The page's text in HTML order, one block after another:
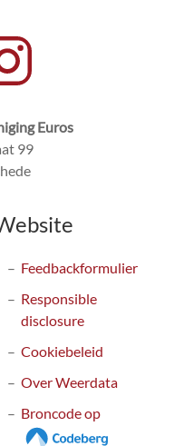
Euros
99
Feedbackformulier
Responsible
disclosure
Cookiebeleid
Over Weerdata
Broncode op